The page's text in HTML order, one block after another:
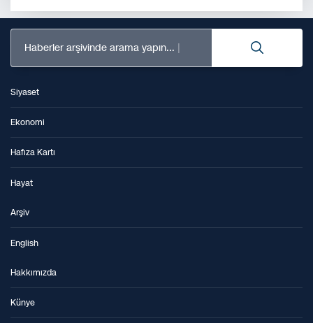
Haberler arşivinde arama yapın...
Siyaset
Ekonomi
Hafıza Kartı
Hayat
Arşiv
English
Hakkımızda
Künye